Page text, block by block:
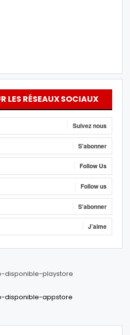
LES RÉSEAUX SOCIAUX
Suivez nous
S'abonner
Follow Us
Follow us
S'abonner
J'aime